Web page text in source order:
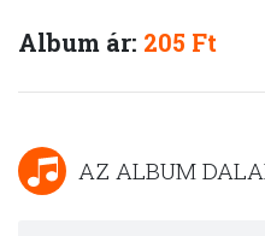
Album ár: 205 Ft
AZ ALBUM